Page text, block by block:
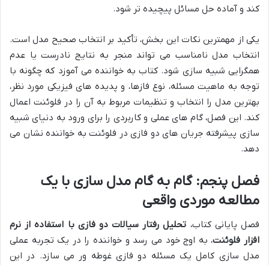
کند و آماده حل مسائل پیچیده تر شود.
یکی از مهمترین نکات این بخش، تأکید بر انتخاب صحیح مدل است.
انتخاب مدل نامناسب می تواند منجر به نتایج نادرست یا عدم
همگرایی شبیه سازی شود. کتاب به خواننده می آموزد که چگونه با
توجه به ماهیت مسئله، نوع فازها، و پدیده های فیزیکی مورد نظر،
بهترین مدل را انتخاب و تنظیمات مربوط به آن را در فلوئنت اعمال
کند. این فصل، گام های عملی و کاربردی را برای ورود به دنیای شبیه
سازی پیشرفته جریان های دو فازی در فلوئنت به خواننده نشان می
دهد.
فصل پنجم: گام به گام مدل سازی با یک
مطالعه موردی واقعی
فصل پایانی کتاب، تحلیل رفتار سیالات دو فازی با استفاده از نرم
افزار فلوئنت، به اوج خود می رسد و خواننده را در یک تجربه عملی
مدل سازی کامل یک مسئله دو فازی غوطه ور می سازد. در این